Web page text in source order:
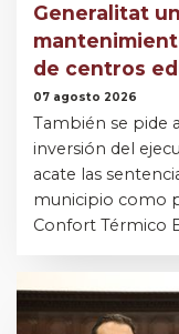
Generalitat
de centros
07 agosto 2026
También se pide
inversión del
acate las
municipio como
Confort Térmico